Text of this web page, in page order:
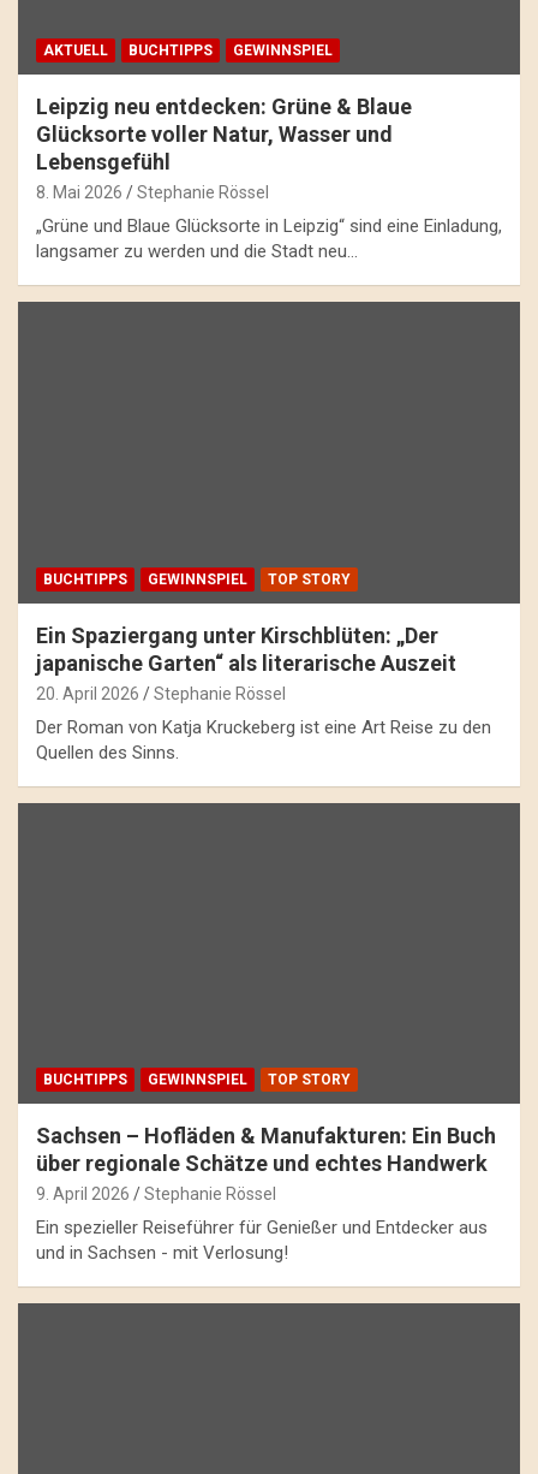
AKTUELL BUCHTIPPS GEWINNSPIEL
Leipzig neu entdecken: Grüne & Blaue
Glücksorte voller Natur, Wasser und
Lebensgefühl
8. Mai 2026 Stephanie Rössel
„Grüne und Blaue Glücksorte in Leipzig“ sind eine Einladung,
langsamer zu werden und die Stadt neu…
BUCHTIPPS GEWINNSPIEL TOP STORY
Ein Spaziergang unter Kirschblüten: „Der
japanische Garten“ als literarische Auszeit
20. April 2026 Stephanie Rössel
Der Roman von Katja Kruckeberg ist eine Art Reise zu den
Quellen des Sinns.
BUCHTIPPS GEWINNSPIEL TOP STORY
Sachsen – Hofläden & Manufakturen: Ein Buch
über regionale Schätze und echtes Handwerk
9. April 2026 Stephanie Rössel
Ein spezieller Reiseführer für Genießer und Entdecker aus
und in Sachsen - mit Verlosung!